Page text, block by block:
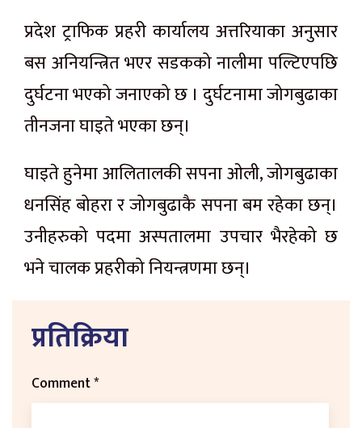
प्रदेश ट्राफिक प्रहरी कार्यालय अत्तरियाका अनुसार
बस अनियन्त्रित भएर सडकको नालीमा पल्टिएपछि
दुर्घटना भएको जनाएको छ । दुर्घटनामा जोगबुढाका
तीनजना घाइते भएका छन्।
घाइते हुनेमा आलितालकी सपना ओली, जोगबुढाका
धनसिंह बोहरा र जोगबुढाकै सपना बम रहेका छन्।
उनीहरुको पदमा अस्पतालमा उपचार भैरहेको छ
भने चालक प्रहरीको नियन्त्रणमा छन्।
प्रतिक्रिया
Comment*